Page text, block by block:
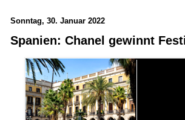
Sonntag, 30. Januar 2022
Spanien: Chanel gewinnt